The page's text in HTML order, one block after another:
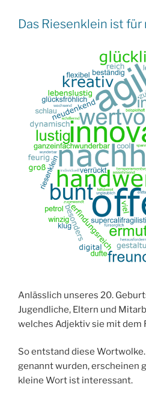
RIESENKLEIN
Das Riesenklein ist
Anlässlich unseres 20.
Jugendliche, Eltern und
welches Adjektiv sie mit dem
So entstand diese
genannt wurden, erscheinen
kleine Wort ist interessant.